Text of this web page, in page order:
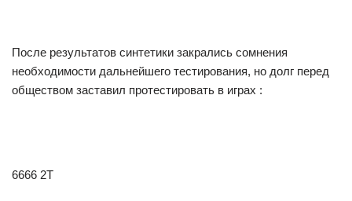
После результатов синтетики закрались сомнения
необходимости дальнейшего тестирования, но долг перед
обществом заставил протестировать в играх :
6666 2T